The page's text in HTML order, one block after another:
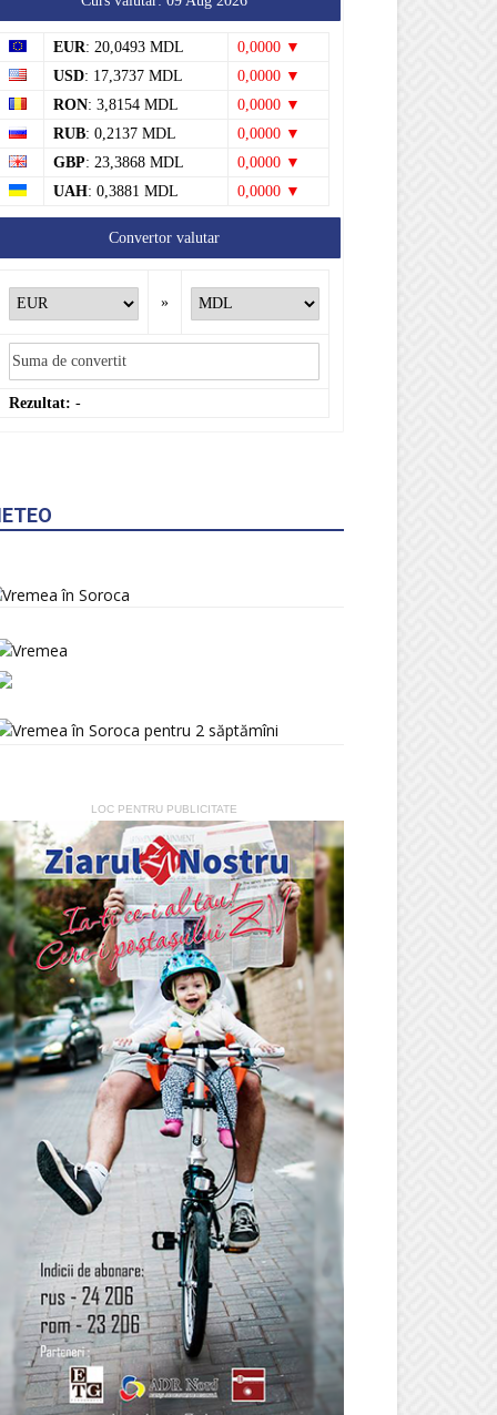
EUR: 20,0493 MDL
0,0000 ▼
USD: 17,3737 MDL
0,0000 ▼
RON : 3,8154 MDL
0,0000 ▼
RUB: 0,2137 MDL
0,0000 ▼
GBP: 23,3868 MDL
0,0000 ▼
UAH: 0,3881 MDL 0,0000 ▼
Convertor valutar
Rezultat: -